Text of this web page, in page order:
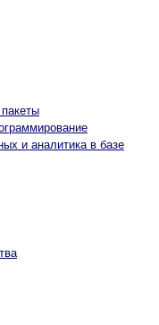
и аналитика в базе